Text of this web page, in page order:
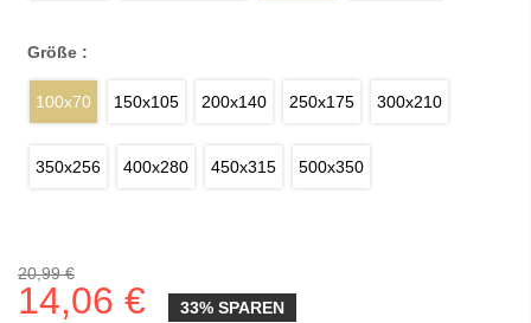
Größe :
100x70 150x105 200x140 250x175 300x210
350x256 400x280 450x315 500x350
20,99 €
14,06 € 33% SPAREN